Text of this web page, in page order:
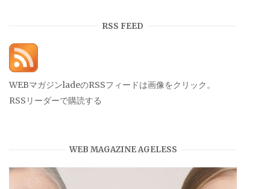
RSS FEED
WEBマガジンladeのRSSフィードは画像をクリック。
RSSリーダーで購読する
WEB MAGAZINE AGELESS